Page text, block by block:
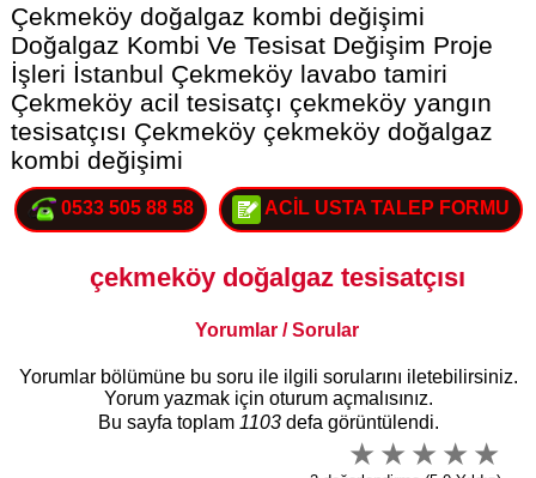
Çekmeköy doğalgaz kombi değişimi
Doğalgaz Kombi Ve Tesisat Değişim Proje
İşleri İstanbul Çekmeköy lavabo tamiri
Çekmeköy acil tesisatçı çekmeköy yangın
tesisatçısı Çekmeköy çekmeköy doğalgaz
kombi değişimi
0533 505 88 58 ACİL USTA TALEP FORMU
çekmeköy doğalgaz tesisatçısı
Yorumlar / Sorular
Yorumlar bölümüne bu soru ile ilgili sorularını iletebilirsiniz.
Yorum yazmak için oturum açmalısınız.
Bu sayfa toplam 1103defa görüntülendi.